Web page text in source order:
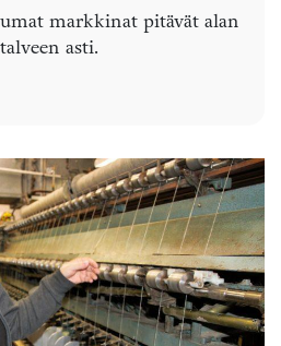
markkinat pitävät alan
asti.